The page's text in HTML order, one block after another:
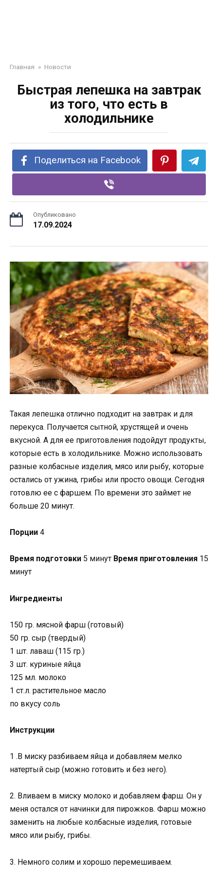
Главная » Новости
Быстрая лепешка на завтрак
из того, что есть в
холодильнике
Поделиться на Facebook
Опубликовано
17.09.2024
Такая лепешка отлично подходит на завтрак и для
перекуса. Получается сытной, хрустящей и очень
вкусной. А для ее приготовления подойдут продукты,
которые есть в холодильнике. Можно использовать
разные колбасные изделия, мясо или рыбу, которые
остались от ужина, грибы или просто овощи. Сегодня
готовлю ее с фаршем. По времени это займет не
больше 20 минут.
Порции 4
Время подготовки 5 минут Время приготовления 15
минут
Ингредиенты
150 гр. мясной фарш (готовый)
50 гр. сыр (твердый)
1 шт. лаваш (115 гр.)
3 шт. куриные яйца
125 мл. молоко
1 ст.л. растительное масло
по вкусу соль
Инструкции
1 .В миску разбиваем яйца и добавляем мелко
натертый сыр (можно готовить и без него).
2. Вливаем в миску молоко и добавляем фарш. Он у
меня остался от начинки для пирожков. Фарш можно
заменить на любые колбасные изделия, готовые
мясо или рыбу, грибы.
3. Немного солим и хорошо перемешиваем.